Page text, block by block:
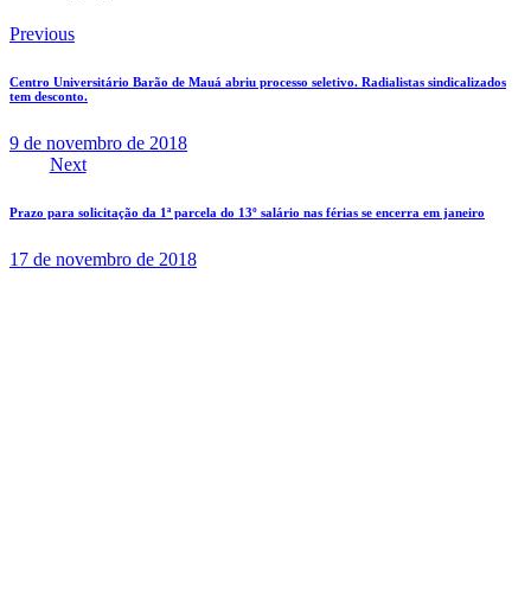
Previous
Centro Universitário Barão de Mauá abriu processo seletivo. Radialistas sindicalizados
tem desconto.
9 de novembro de 2018
Next
Prazo para solicitação da 1ª parcela do 13º salário nas férias se encerra em janeiro
17 de novembro de 2018